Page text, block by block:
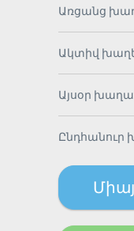
Առցանց
Ակտիվ
Այսօր
Ընդհանուր